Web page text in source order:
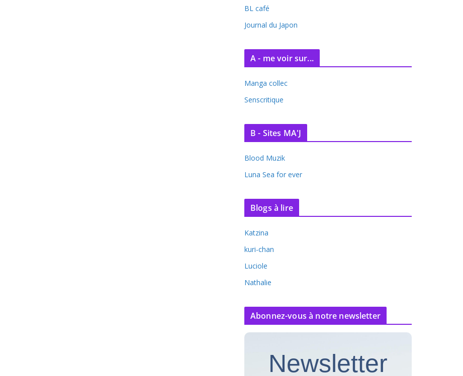
v
e
BL café
Journal du Japon
A - me voir sur...
Manga collec
Senscritique
B - Sites MA'J
Blood Muzik
Luna Sea for ever
Blogs à lire
Katzina
kuri-chan
Luciole
Nathalie
Abonnez-vous à notre newsletter
Newsletter